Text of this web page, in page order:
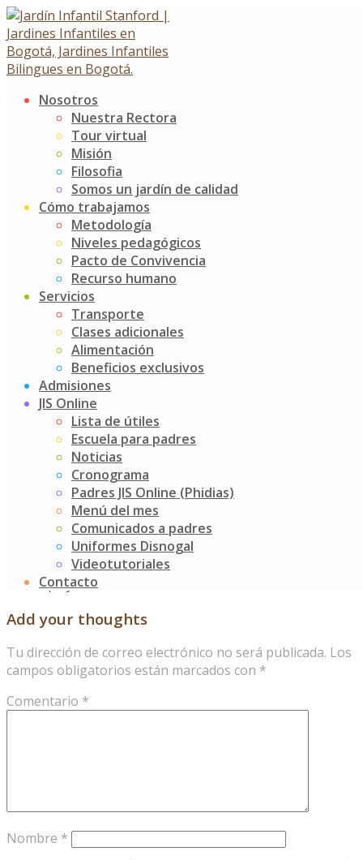
Skip
to
content
Nosotros
Nuestra Rectora
Tour virtual
Misión
Filosofia
Somos un jardín de calidad
Cómo trabajamos
Metodología
Niveles pedagógicos
Pacto de Convivencia
Recurso humano
Servicios
Transporte
Clases adicionales
Alimentación
Beneficios exclusivos
Admisiones
JIS Online
Lista de útiles
Escuela para padres
Noticias
Cronograma
Padres JIS Online (Phidias)
Menú del mes
Comunicados a padres
Uniformes Disnogal
Videotutoriales
Contacto
Izada de Bandera
Preescolar
Izada de Bandera Preescolar
14 septiembre, 20179 noviembre, 2017
Jardín Infantil Stanford0 Comments
La división de preescolar se reunió para rendir homenaje
a los símbolos patrios durante la primera Izada de
Bandera del año escolar. Allí, los niños de grado primero
destacaron el valor del mes: La Tolerancia, reflexionando
acerca de la importancia de respetar la opinión del otro,
aunque no sea la que nosotros esperamos. Además,
rindieron homenaje a la comunidad Afro Colombiana,
entonando la canción: Te Vengo a Cantar, del grupo
Bahía, en la que se resalta la riqueza del Pacífico
colombiano, específicamente de la comunidad que habita
a la orilla del río Guapi. Finalmente, contamos con la
presentación de la representante de los estudiantes al
consejo directivo, la Personera de grado once, y las dos
candidatas a Personería del grado primero. ¡Fue una
jornada para destacar la Democracia!
Post
navigation
Escuela para Padres K1 y K2
Día de playa
Add your thoughts
Tu dirección de correo electrónico no será publicada. Los
campos obligatorios están marcados con *
Comentario *
Nombre *